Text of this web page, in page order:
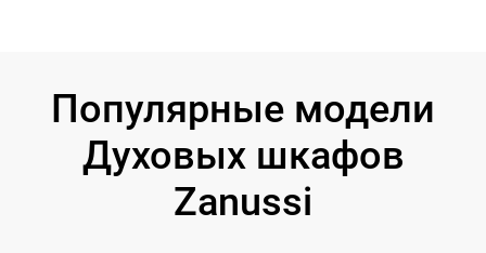
Популярные модели
Духовых шкафов
Zanussi